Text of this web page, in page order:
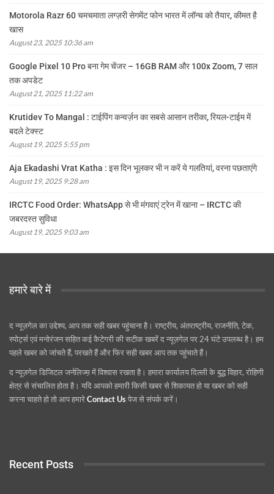
Motorola Razr 60 चमचमाता लग्ज़री सेगमेंट फोन भारत में लॉन्च को तैयार, कीमत है
खास
August 23, 2025 10:36 am
Google Pixel 10 Pro बना गेम चेंजर – 16GB RAM और 100x Zoom, 7 साल
तक अपडेट
August 21, 2025 11:22 am
Krutidev To Mangal : टाईपिंग कन्वर्ज़न का सबसे आसान तरीका, रियल-टाईम में
बदले टेक्स्ट
August 19, 2025 5:55 pm
Aja Ekadashi Vrat Katha : इस दिन भूलकर भी न करें ये गलतियां, वरना पछताएंगे
August 19, 2025 9:28 am
IRCTC Food Order: WhatsApp से भी मंगवाएं ट्रेन में खाना – IRCTC की
जबरदस्त सुविधा
August 19, 2025 9:03 am
हमारे बारे में
द न्यूज़गेल का उद्देश्य, आप तक सही खबर पहुंचाना है। राष्ट्रीय, अंतराष्ट्रीय, राजनीति, टेक,
स्पोर्ट्स एवं मनोरंजन सहित कई कैटेगरी की सटीक खबरें द न्यूज़गेल पर 24 घंटे उपलब्ध है। हम
पहले खबर को जांचते हैं, परखते हैं और फिर सही खबर आप तक पहुंचाते हैं।
द न्यूज़गेल डिजिटल जर्नलिज्म़ में विश्वास रखता है। हमारा कार्यालय दिल्ली के बुद्ध विहार, रोहिणी
क्षेत्र से संचालित होता है। यदि आपको हमारी किसी खबर से शिकायत हो या खबर को सही
करना चाहते हो तो आप हमारेContact Usपेज से संपर्क करें।
Recent Posts